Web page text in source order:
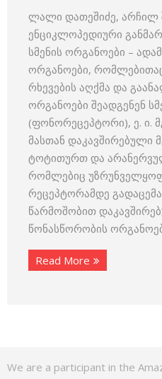
ლალი დათეშიძე, არჩილ
ენციკლოპედიური
სმენის ორგანოები –
ორგანოები,
რხევების აღქმა და
ორგანოები შეადგენენ
(ფონორეცეპტორი), ე. ი.
მასთან დაკავშირებული
ტოტითურთ და
რომლებიც
რეცეპტორამდე
წარმოშობით
წონასწორობის
Read More
We are a participant in the